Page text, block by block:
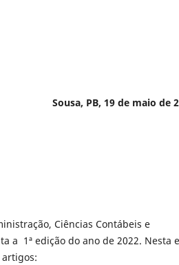
Sousa, PB, 19 de maio de
Ciências Contábeis e
a 1ª edição do ano de 2022. Nesta